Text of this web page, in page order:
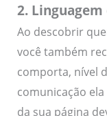
2.
Ao descobrir
você também
comporta, nível
comunicação
da sua página